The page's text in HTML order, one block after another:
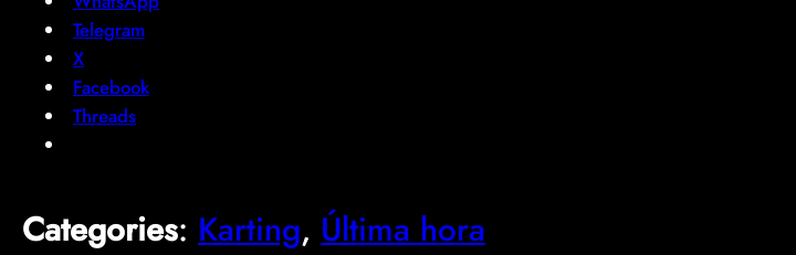
Telegram
X
Facebook
Threads
Categories: Karting, Última hora